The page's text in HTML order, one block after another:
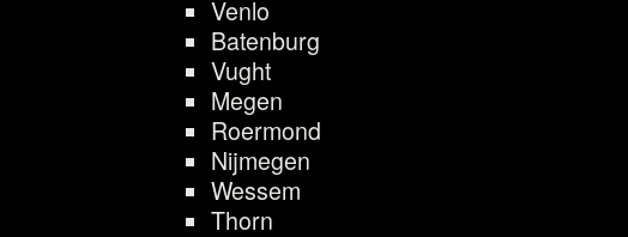
Venlo
Batenburg
Vught
Megen
Roermond
Nijmegen
Wessem
Thorn